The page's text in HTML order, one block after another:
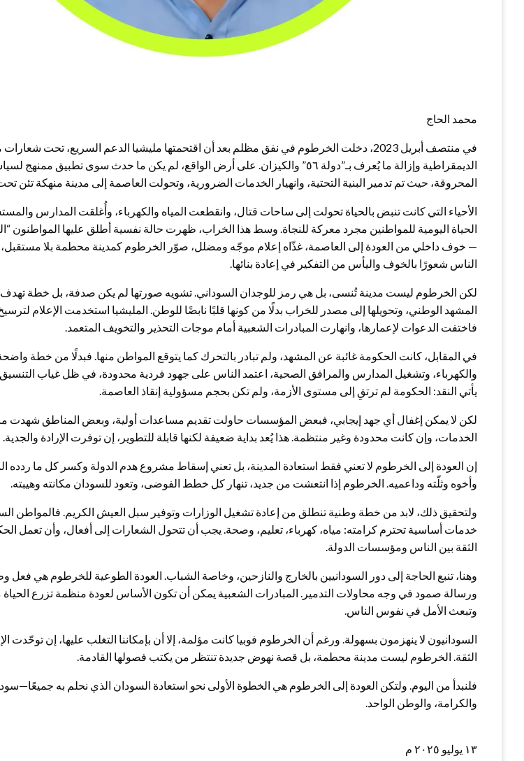
محمد الحاج
في منتصف أبريل 2023، دخلت الخرطوم في نفق مظلم بعد أن اقتحمتها مليشيا الدعم السريع، تحت
الديمقراطية وإزالة ما يُعرف بـ”دولة ٥٦” والكيزان. على أرض الواقع، لم يكن ما حدث سوى تطبيق
المحروقة، حيث تم تدمير البنية التحتية، وانهيار الخدمات الضرورية، وتحولت العاصمة إلى مدينة منهكة تئن
الأحياء التي كانت تنبض بالحياة تحولت إلى ساحات قتال، وانقطعت المياه والكهرباء، وأُغلقت المدارس
الحياة اليومية للمواطنين مجرد معركة للنجاة. وسط هذا الخراب، ظهرت حالة نفسية أطلق عليها المواطنون
— خوف داخلي من العودة إلى العاصمة، غذّاه إعلام موجّه ومضلل، صوّر الخرطوم كمدينة محطمة بلا
الناس شعورًا بالخوف واليأس من التفكير في إعادة بنائها.
لكن الخرطوم ليست مدينة تُنسى، بل هي رمز للوجدان السوداني. تشويه صورتها لم يكن صدفة، بل خطة تهدف
المشهد الوطني، وتحويلها إلى مصدر للخراب بدلًا من كونها قلبًا نابضًا للوطن. المليشيا استخدمت الإعلام
فاختفت الدعوات لإعمارها، وانهارت المبادرات الشعبية أمام موجات التحذير والتخويف المتعمد.
في المقابل، كانت الحكومة غائبة عن المشهد، ولم تبادر بالتحرك كما يتوقع المواطن منها. فبدلًا من خطة واضحة
والكهرباء، وتشغيل المدارس والمرافق الصحية، اعتمد الناس على جهود فردية محدودة، في ظل غياب
يأتي النقد: الحكومة لم ترتقِ إلى مستوى الأزمة، ولم تكن بحجم مسؤولية إنقاذ العاصمة.
لكن لا يمكن إغفال أي جهد إيجابي، فبعض المؤسسات حاولت تقديم مساعدات أولية، وبعض المناطق شهدت
الخدمات، وإن كانت محدودة وغير منتظمة. هذا يُعد بداية ضعيفة لكنها قابلة للتطوير، إن توفرت الإرادة والجدية.
إن العودة إلى الخرطوم لا تعني فقط استعادة المدينة، بل تعني إسقاط مشروع هدم الدولة وكسر كل ما ردده
وأخوه وثلّته وداعميه. الخرطوم إذا انتعشت من جديد، تنهار كل خطط الفوضى، وتعود للسودان مكانته وهيبته.
ولتحقيق ذلك، لابد من خطة وطنية تنطلق من إعادة تشغيل الوزارات وتوفير سبل العيش الكريم. فالمواطن
خدمات أساسية تحترم كرامته: مياه، كهرباء، تعليم، وصحة. يجب أن تتحول الشعارات إلى أفعال، وأن تعمل
الثقة بين الناس ومؤسسات الدولة.
وهنا، تنبع الحاجة إلى دور السودانيين بالخارج والنازحين، وخاصة الشباب. العودة الطوعية للخرطوم هي
ورسالة صمود في وجه محاولات التدمير. المبادرات الشعبية يمكن أن تكون الأساس لعودة منظمة تزرع الحياة
وتبعث الأمل في نفوس الناس.
السودانيون لا ينهزمون بسهولة. ورغم أن الخرطوم فوبيا كانت مؤلمة، إلا أن بإمكاننا التغلب عليها، إن توحّدت
الثقة. الخرطوم ليست مدينة محطمة، بل قصة نهوض جديدة تنتظر من يكتب فصولها القادمة.
فلنبدأ من اليوم. ولتكن العودة إلى الخرطوم هي الخطوة الأولى نحو استعادة السودان الذي نحلم به
والكرامة، والوطن الواحد.
١٣ يوليو ٢٠٢٥ م